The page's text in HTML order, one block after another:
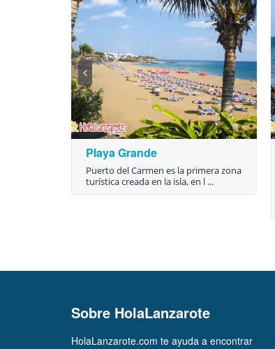
Playa Grande
Puerto del Carmen es la primera zona
turística creada en la isla, en l ...
Sobre HolaLanzarote
HolaLanzarote.com te ayuda a encontrar